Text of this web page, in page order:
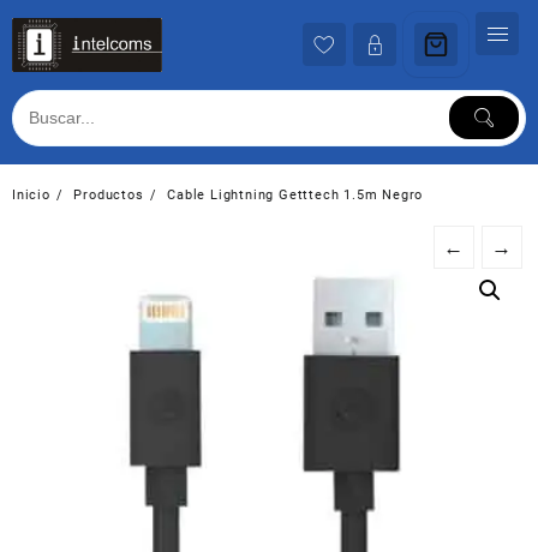
contenido
Inicio Productos Cable Lightning Getttech 1.5m Negro
← →